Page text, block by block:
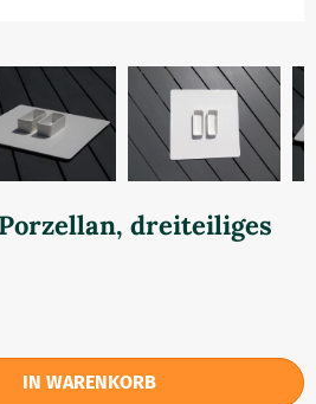
dreiteiliges
IN WARENKORB